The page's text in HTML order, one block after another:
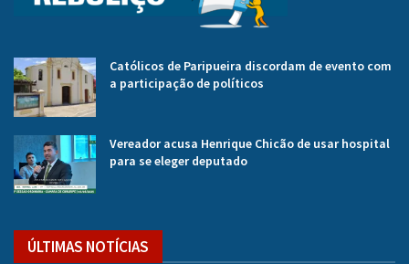
Católicos de Paripueira discordam de evento com
a participação de políticos
Vereador acusa Henrique Chicão de usar hospital
para se eleger deputado
ÚLTIMAS NOTÍCIAS